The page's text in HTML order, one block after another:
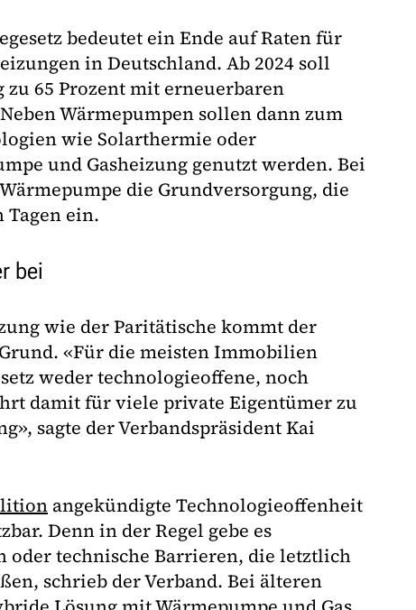
bedeutet ein Ende auf Raten für
in Deutschland. Ab 2024 soll
65 Prozent mit erneuerbaren
Wärmepumpen sollen dann zum
wie Solarthermie oder
und Gasheizung genutzt werden. Bei
die Grundversorgung, die
Tagen ein.
bei
wie der Paritätische kommt der
«Für die meisten Immobilien
weder technologieoffene, noch
damit für viele private Eigentümer zu
sagte der Verbandspräsident Kai
angekündigte Technologieoffenheit
Denn in der Regel gebe es
oder technische Barrieren, die letztlich
schrieb der Verband. Bei älteren